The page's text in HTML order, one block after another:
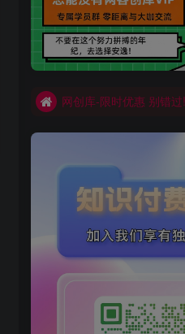
买VIP会员或加盟商-全
网创库-限时优惠 别错过!
买VIP会员或加盟商-全
网创库-限时优惠 别错过!